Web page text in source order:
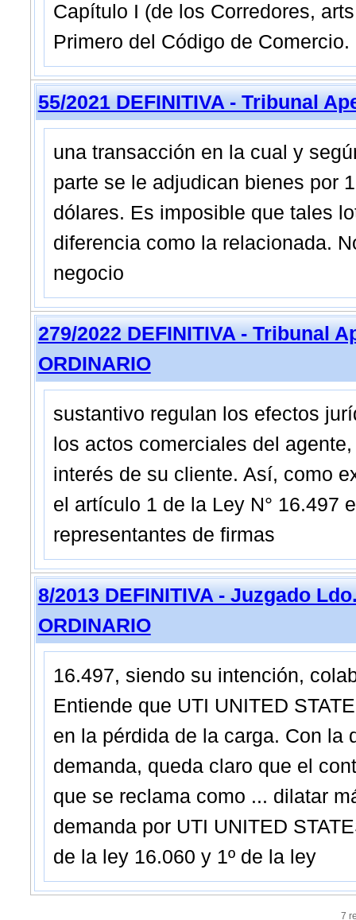
Capítulo I (de los Corredores,
Primero del Código de
55/2021 DEFINITIVA - Tribunal
una transacción en la cual y
parte se le adjudican bienes por
dólares. Es imposible que tales
diferencia como la relacionada.
negocio
279/2022 DEFINITIVA - Tribunal
ORDINARIO
sustantivo regulan los efectos
los actos comerciales del
interés de su cliente. Así, como
el artículo 1 de la Ley N° 16.497
representantes de firmas
8/2013 DEFINITIVA - Juzgado
ORDINARIO
16.497, siendo su intención,
Entiende que UTI UNITED
en la pérdida de la carga. Con la
demanda, queda claro que el
que se reclama como ... dilatar
demanda por UTI UNITED
de la ley 16.060 y 1º de la ley
7